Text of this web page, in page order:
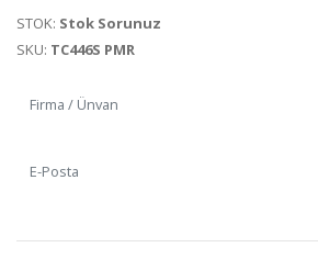
STOK: Stok Sorunuz
SKU: TC446S PMR